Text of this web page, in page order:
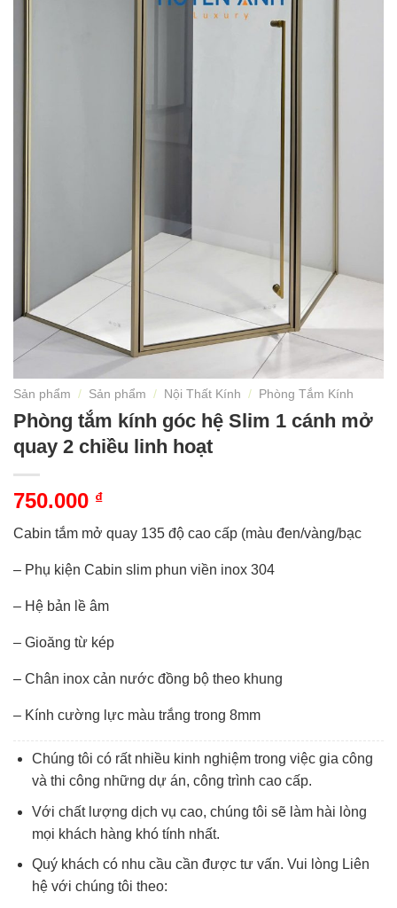
Sản phẩm / Sản phẩm / Nội Thất Kính / Phòng Tắm Kính
Phòng tắm kính góc hệ Slim 1 cánh mở
quay 2 chiều linh hoạt
750.000 ₫
Cabin tắm mở quay 135 độ cao cấp (màu đen/vàng/bạc
– Phụ kiện Cabin slim phun viền inox 304
– Hệ bản lề âm
– Gioăng từ kép
– Chân inox cản nước đồng bộ theo khung
– Kính cường lực màu trắng trong 8mm
Chúng tôi có rất nhiều kinh nghiệm trong việc gia công
và thi công những dự án, công trình cao cấp.
Với chất lượng dịch vụ cao, chúng tôi sẽ làm hài lòng
mọi khách hàng khó tính nhất.
Quý khách có nhu cầu cần được tư vấn. Vui lòng Liên
hệ với chúng tôi theo: